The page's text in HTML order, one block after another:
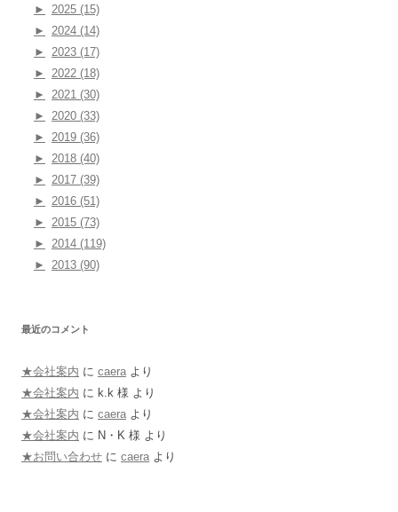
►
2025 (15)
►
2024 (14)
►
2023 (17)
►
2022 (18)
►
2021 (30)
►
2020 (33)
►
2019 (36)
►
2018 (40)
►
2017 (39)
►
2016 (51)
►
2015 (73)
►
2014 (119)
►
2013 (90)
最近のコメント
★会社案内 に caera より
★会社案内 に k.k 様 より
★会社案内 に caera より
★会社案内 に N・K 様 より
★お問い合わせ に caera より